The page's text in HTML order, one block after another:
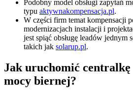
Podobny model obsługi zapytań
typu aktywnakompensacja.pl.
W części firm temat kompensacji
modernizacjach instalacji i
jest spiąć obsługę leadów jednym
takich jak solarup.pl.
Jak uruchomić
mocy biernej?